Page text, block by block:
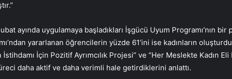
ayında uygulamaya başladıkları İşgücü Uyum Programı’nın bir
yararlanan öğrencilerin yüzde 61’ini ise kadınların
İstihdamı İçin Pozitif Ayrımcılık Projesi” ve “Her Meslekte Kadın
daha aktif ve daha verimli hale getirdiklerini anlattı.